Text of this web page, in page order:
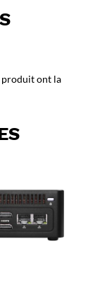
produit ont la